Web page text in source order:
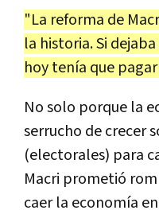
"La reforma de
la historia. Si
hoy tenía que
No solo porque la
serrucho de crecer
(electorales) para
Macri prometió
caer la economía